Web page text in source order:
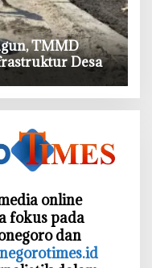
TMMD
Desa
online
fokus pada
dan